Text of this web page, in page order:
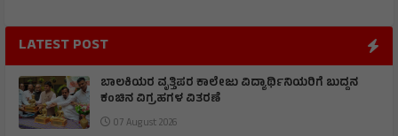
LATEST POST
ಬಾಲಕಿಯರ ವೃತ್ತಿಪರ ಕಾಲೇಜು ವಿದ್ಯಾರ್ಥಿನಿಯರಿಗೆ ಬುದ್ದನ
ಕಂಚಿನ ವಿಗ್ರಹಗಳ ವಿತರಣೆ
07 August 2026